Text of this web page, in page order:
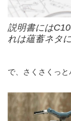
説明書には
れは蘊蓄ネタ
で、さくさくっと